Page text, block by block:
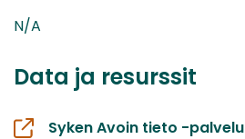
N/A
Data ja resurssit
Syken Avoin tieto -palvelu